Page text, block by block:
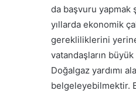
da başvuru yapmak
yıllarda ekonomik
gerekliliklerini
vatandaşların
Doğalgaz yardımı
belgeleyebilmektir.